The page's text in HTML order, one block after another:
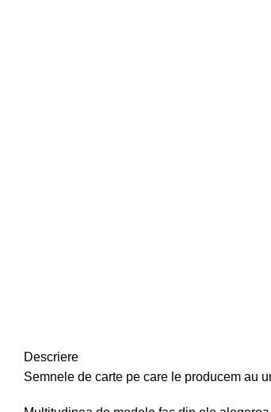
Descriere
Semnele de carte pe care le producem au